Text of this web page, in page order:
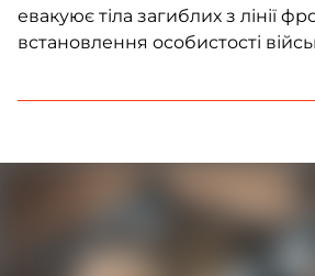
евакуює тіла загиблих з лінії
встановлення особистості